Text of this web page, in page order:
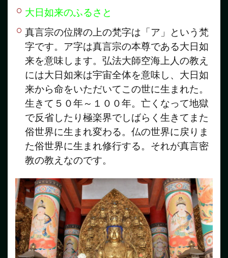
大日如来のふるさと
真言宗の位牌の上の梵字は「ア」という梵
字です。ア字は真言宗の本尊である大日如
来を意味します。弘法大師空海上人の教え
には大日如来は宇宙全体を意味し、大日如
来から命をいただいてこの世に生まれた。
生きて５０年～１００年。亡くなって地獄
で反省したり極楽界でしばらく生きてまた
俗世界に生まれ変わる。仏の世界に戻りま
た俗世界に生まれ修行する。それが真言密
教の教えなのです。